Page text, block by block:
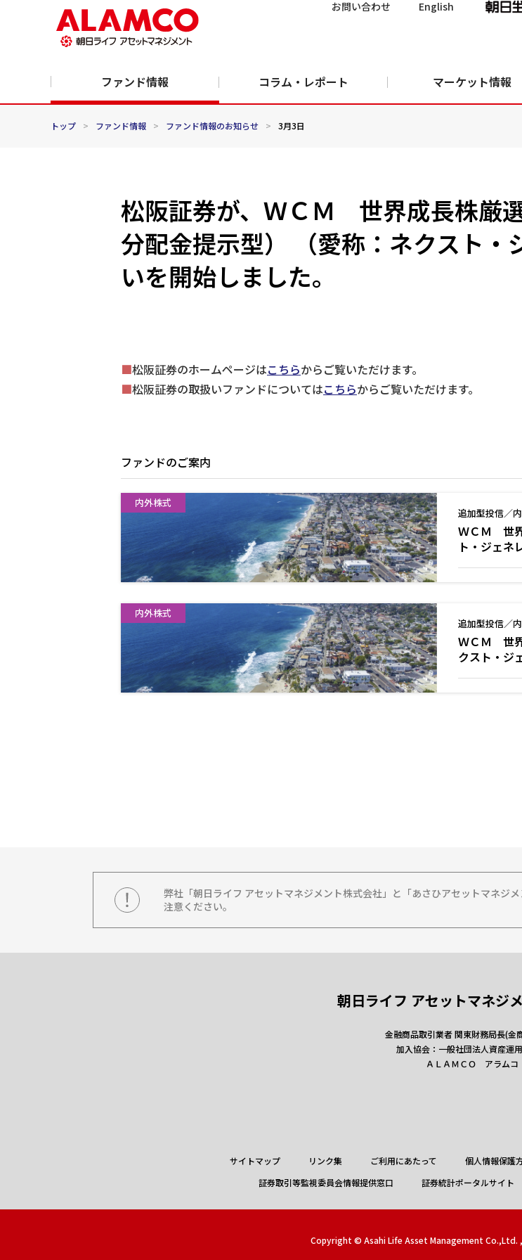
お問い合わせ English
ファンド情報 コラム・レポート マーケット情報
トップ > ファンド情報 > ファンド情報のお知らせ > 3月3日
松阪証券が、ＷＣＭ 世界成長株厳
分配金提示型） （愛称：ネクスト
いを開始しました。
■松阪証券のホームページはこちらからご覧いただけます。
■松阪証券の取扱いファンドについてはこちらからご覧いただけます。
ファンドのご案内
内外株式
追加型投信／
ＷＣＭ 世
ト・ジェネ
内外株式
追加型投信／
ＷＣＭ 世
クスト・ジ
弊社「朝日ライフ アセットマネジメント株式会社」と「あさひアセットマネジ
注意ください。
朝日ライフ アセットマネジ
金融商品取引業者 関東財務局長(金
加入協会：一般社団法人資産運
ＡＬＡＭＣＯ アラムコ
サイトマップ リンク集 ご利用にあたって 個人情報保護
証券取引等監視委員会情報提供窓口
証券統計ポータルサイト
Copyright © Asahi Life Asset Management Co.,Ltd.